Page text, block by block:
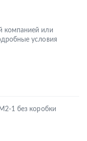
компанией или
условия
1 без коробки